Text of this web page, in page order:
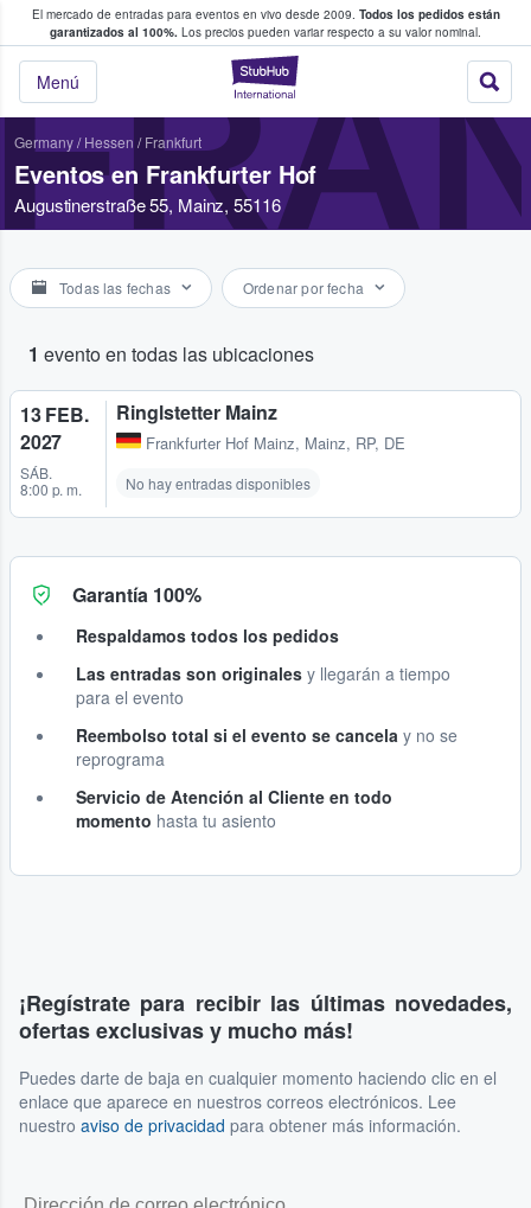
El mercado de entradas para eventos en vivo desde 2009. Todos los pedidos están
garantizados al 100%. Los precios pueden variar respecto a su valor nominal.
StubHub:
Menú
y venta de entradas entre fans
Germany/ Hessen / Frankfurt
Eventos en Frankfurter Hof
Augustinerstraße 55, Mainz, 55116
Todas las fechas Ordenar por fecha
1 evento en todas las ubicaciones
13 FEB.
2027
SÁB.
8:00 p. m.
Ringlstetter Mainz
Frankfurter Hof Mainz, Mainz, RP, DE
No hay entradas disponibles
Garantía 100%
Respaldamos todos los pedidos
Las entradas son originales y llegarán a tiempo
para el evento
Reembolso total si el evento se cancela y no se
reprograma
Servicio de Atención al Cliente en todo
momento hasta tu asiento
¡Regístrate para recibir las últimas novedades,
ofertas exclusivas y mucho más!
Puedes darte de baja en cualquier momento haciendo clic en el
enlace que aparece en nuestros correos electrónicos. Lee
nuestro aviso de privacidad para obtener más información.